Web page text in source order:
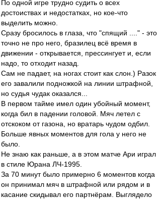
По одной игре трудно судить о всех
достоиствах и недостатках, но кое-что
выделить можно.
Сразу бросилось в глаза, что "спящий ...." - это
точно не про него, бразилец всё время в
движении - открывается, прессингует и, если
надо, то отходит назад.
Сам не падает, на ногах стоит как слон.) Разок
его завалили подножкой на линии штрафной,
но судья чудак оказался...
В первом тайме имел один убойный момент,
когда бил в падении головой. Мяч летел с
отскоком от газона, но вратарь чудом одбил.
Больше явных моментов для гола у него не
было.
Не знаю как раньше, а в этом матче Ари играл
в стиле Юрана ЛЧ-1995.
За 70 минут было примерно 6 моментов когда
он принимал мяч в штрафной или рядом и в
касание скидывал его партнёрам. Выглядело